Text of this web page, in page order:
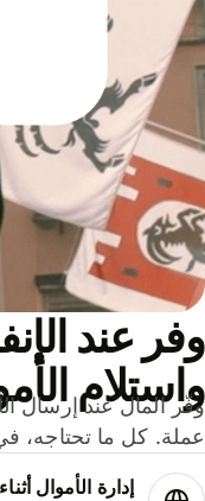
عند
كل ما تحتاجه، في
إدارة الأموال أثناء